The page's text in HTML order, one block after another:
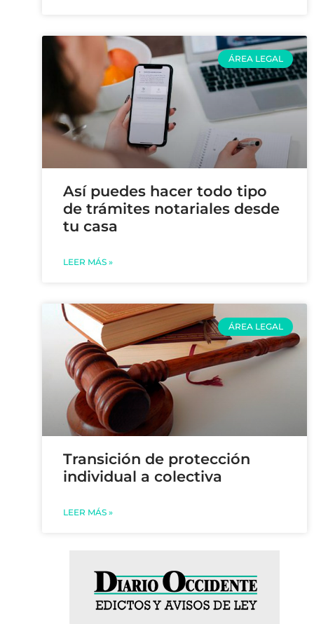
ÁREA LEGAL
Así puedes hacer todo tipo
de trámites notariales desde
tu casa
LEER MÁS »
ÁREA LEGAL
Transición de protección
individual a colectiva
LEER MÁS »